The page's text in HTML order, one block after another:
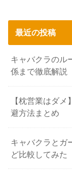
最近の投稿
キャバクラのル
係まで徹底解説
【枕営業はダ
避方法まとめ
キャバクラとガ
ど比較してみた